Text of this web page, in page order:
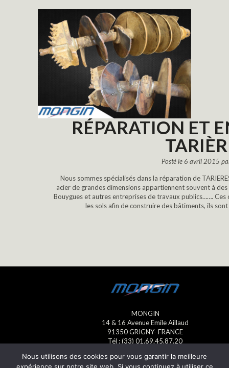
RÉPARATION ET
Posté le 6 avril 2015
Nous sommes spécialisés dans la réparation de
acier de grandes dimensions appartiennent souvent à
Bouygues et autres entreprises de travaux publics…….
les sols afin de construire des bâtiments, ils
MONGIN
14 & 16 Avenue Emile Aillaud
91350 GRIGNY- FRANCE
Tél : (33) 01.69.45.87.20
E-mail : mongin@mongin.eu
Nous utilisons des cookies pour vous garantir la meilleure